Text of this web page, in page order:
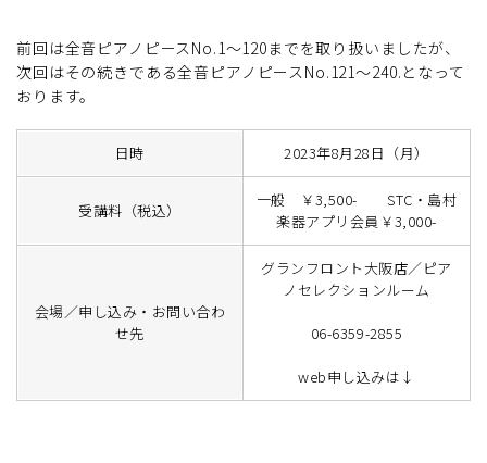
前回は全音ピアノピースNo.1～120までを取り扱いましたが、
次回はその続きである全音ピアノピースNo.121～240.となって
おります。
日時 2023年8月28日（月）
受講料（税込）
一般 ￥3,500- STC・島村
楽器アプリ会員￥3,000-
会場／申し込み・お問い合わ
せ先
グランフロント大阪店／ピア
ノセレクションルーム
06-6359-2855
web申し込みは↓